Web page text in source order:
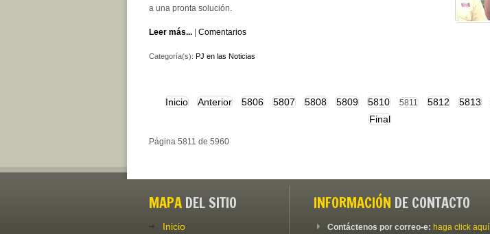
a una pronta solución.
Leer más... Comentarios
Categoría(s): PJ en las Noticias
Inicio Anterior 5806 5807 5808 5809 5810 5811 5812 5813
Final
Página 5811 de 5960
MAPA DEL SITIO
Inicio
INFORMACIÓN DE CONTACTO
Contáctenos por correo-e: haga click aquí